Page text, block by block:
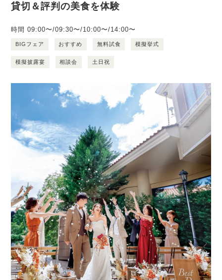
貸切＆評判の美食を体験
時間 09:00〜/09:30〜/10:00〜/14:00〜
BIGフェア おすすめ 無料試食 模擬挙式
模擬披露宴 相談会 土日祝